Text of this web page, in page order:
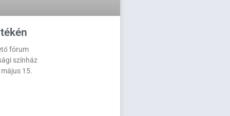
fórum
színház
15.